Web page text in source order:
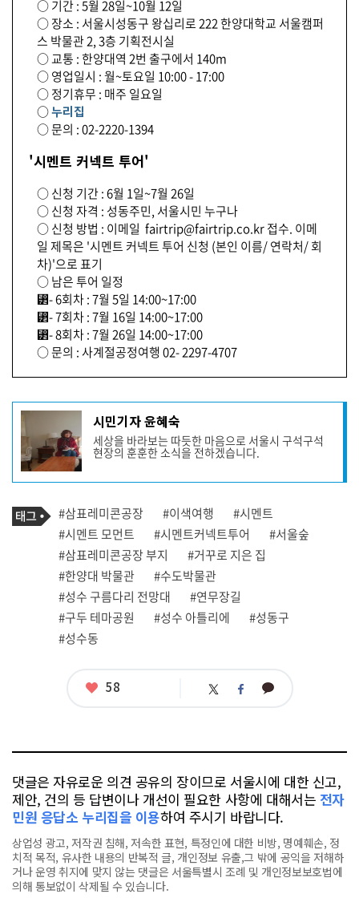
○ 기간 : 5월 28일~10월 12일
○ 장소 : 서울시성동구 왕십리로 222 한양대학교 서울캠퍼
스 박물관 2, 3층 기획전시실
○ 교통 : 한양대역 2번 출구에서 140m
○ 영업일시 : 월~토요일 10:00 - 17:00
○ 정기휴무 : 매주 일요일
○누리집
○ 문의 : 02-2220-1394
'시멘트 커넥트 투어'
○ 신청 기간 : 6월 1일~7월 26일
○ 신청 자격 : 성동주민, 서울시민 누구나
○ 신청 방법 : 이메일 fairtrip@fairtrip.co.kr 접수. 이메
일 제목은 '시멘트 커넥트 투어 신청 (본인 이름/ 연락처/ 회
차)'으로 표기
○ 남은 투어 일정
⁲- 6회차 : 7월 5일 14:00~17:00
⁲- 7회차 : 7월 16일 14:00~17:00
⁲- 8회차 : 7월 26일 14:00~17:00
○ 문의 : 사계절공정여행 02- 2297-4707
기
사
작
성
자
프
필
시민기자 윤혜숙
세상을 바라보는 따듯한 마음으로 서울시 구석구석
현장의 훈훈한 소식을 전하겠습니다.
기
사
관
련
태
그
태
그
#삼표레미콘공장 #이색여행
#시멘트
#시멘트 모먼트
#시멘트커넥트투어
#서울숲
#삼표레미콘공장 부지
#거꾸로 지은 집
#한양대 박물관
#수도박물관
#성수 구름다리 전망대
#연무장길
#구두 테마공원
#성수 아틀리에
#성동구
#성수동
좋
58 트 페 카
댓글은 자유로운 의견 공유의 장이므로 서울시에 대한 신고,
제안, 건의 등 답변이나 개선이 필요한 사항에 대해서는 전자
민원 응답소 누리집을 이용하여 주시기 바랍니다.
상업성 광고, 저작권 침해, 저속한 표현, 특정인에 대한 비방, 명예훼손, 정
치적 목적, 유사한 내용의 반복적 글, 개인정보 유출,그 밖에 공익을 저해하
거나 운영 취지에 맞지 않는 댓글은 서울특별시 조례 및 개인정보보호법에
의해 통보없이 삭제될 수 있습니다.